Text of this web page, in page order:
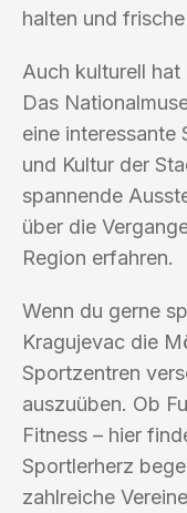
halten und
Auch kulturell
Das
eine interessante
und Kultur der
spannende
über die
Region erfahren.
Wenn du gerne
Kragujevac die
Sportzentren
auszuüben. Ob
Fitness – hier
Sportlerherz
zahlreiche